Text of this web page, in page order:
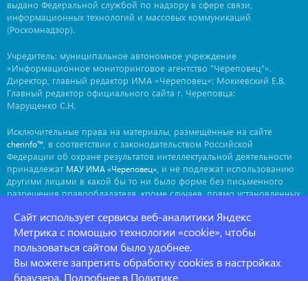
выдано Федеральной службой по надзору в сфере связи,
информационных технологий и массовых коммуникаций
(Роскомнадзор).
Учредитель: муниципальное автономное учреждение
«Информационное мониторинговое агентство "Череповец"».
Директор, главный редактор ИМА «Череповец»: Мокиевский Е.В.
Главный редактор официального сайта г. Череповца:
Марущенко С.Н.
Исключительные права на материалы, размещённые на сайте
cherinfo™ , в соответствии с законодательством Российской
Федерации об охране результатов интеллектуальной деятельности
принадлежат МАУ ИМА «Череповец» , и не подлежат использованию
другими лицами в какой бы то ни было форме без письменного
разрешения правообладателя, кроме случаев, прямо установленных
ima@cherinfo.ru. Мнение авторов может не совпадать с мнением
редакции.
При использовании материалов сайтаcherinfo™
является прямая, открытая для индексации гиперссылка на
страницу, с которой материал заимствован. Гиперссылка должна
Сайт использует сервисы веб-аналитики Яндекс
Метрика с помощью технологии «cookie», чтобы
пользоваться сайтом было удобнее.
Вы можете запретить обработку cookies в настройках
браузера. Подробнее в Политике